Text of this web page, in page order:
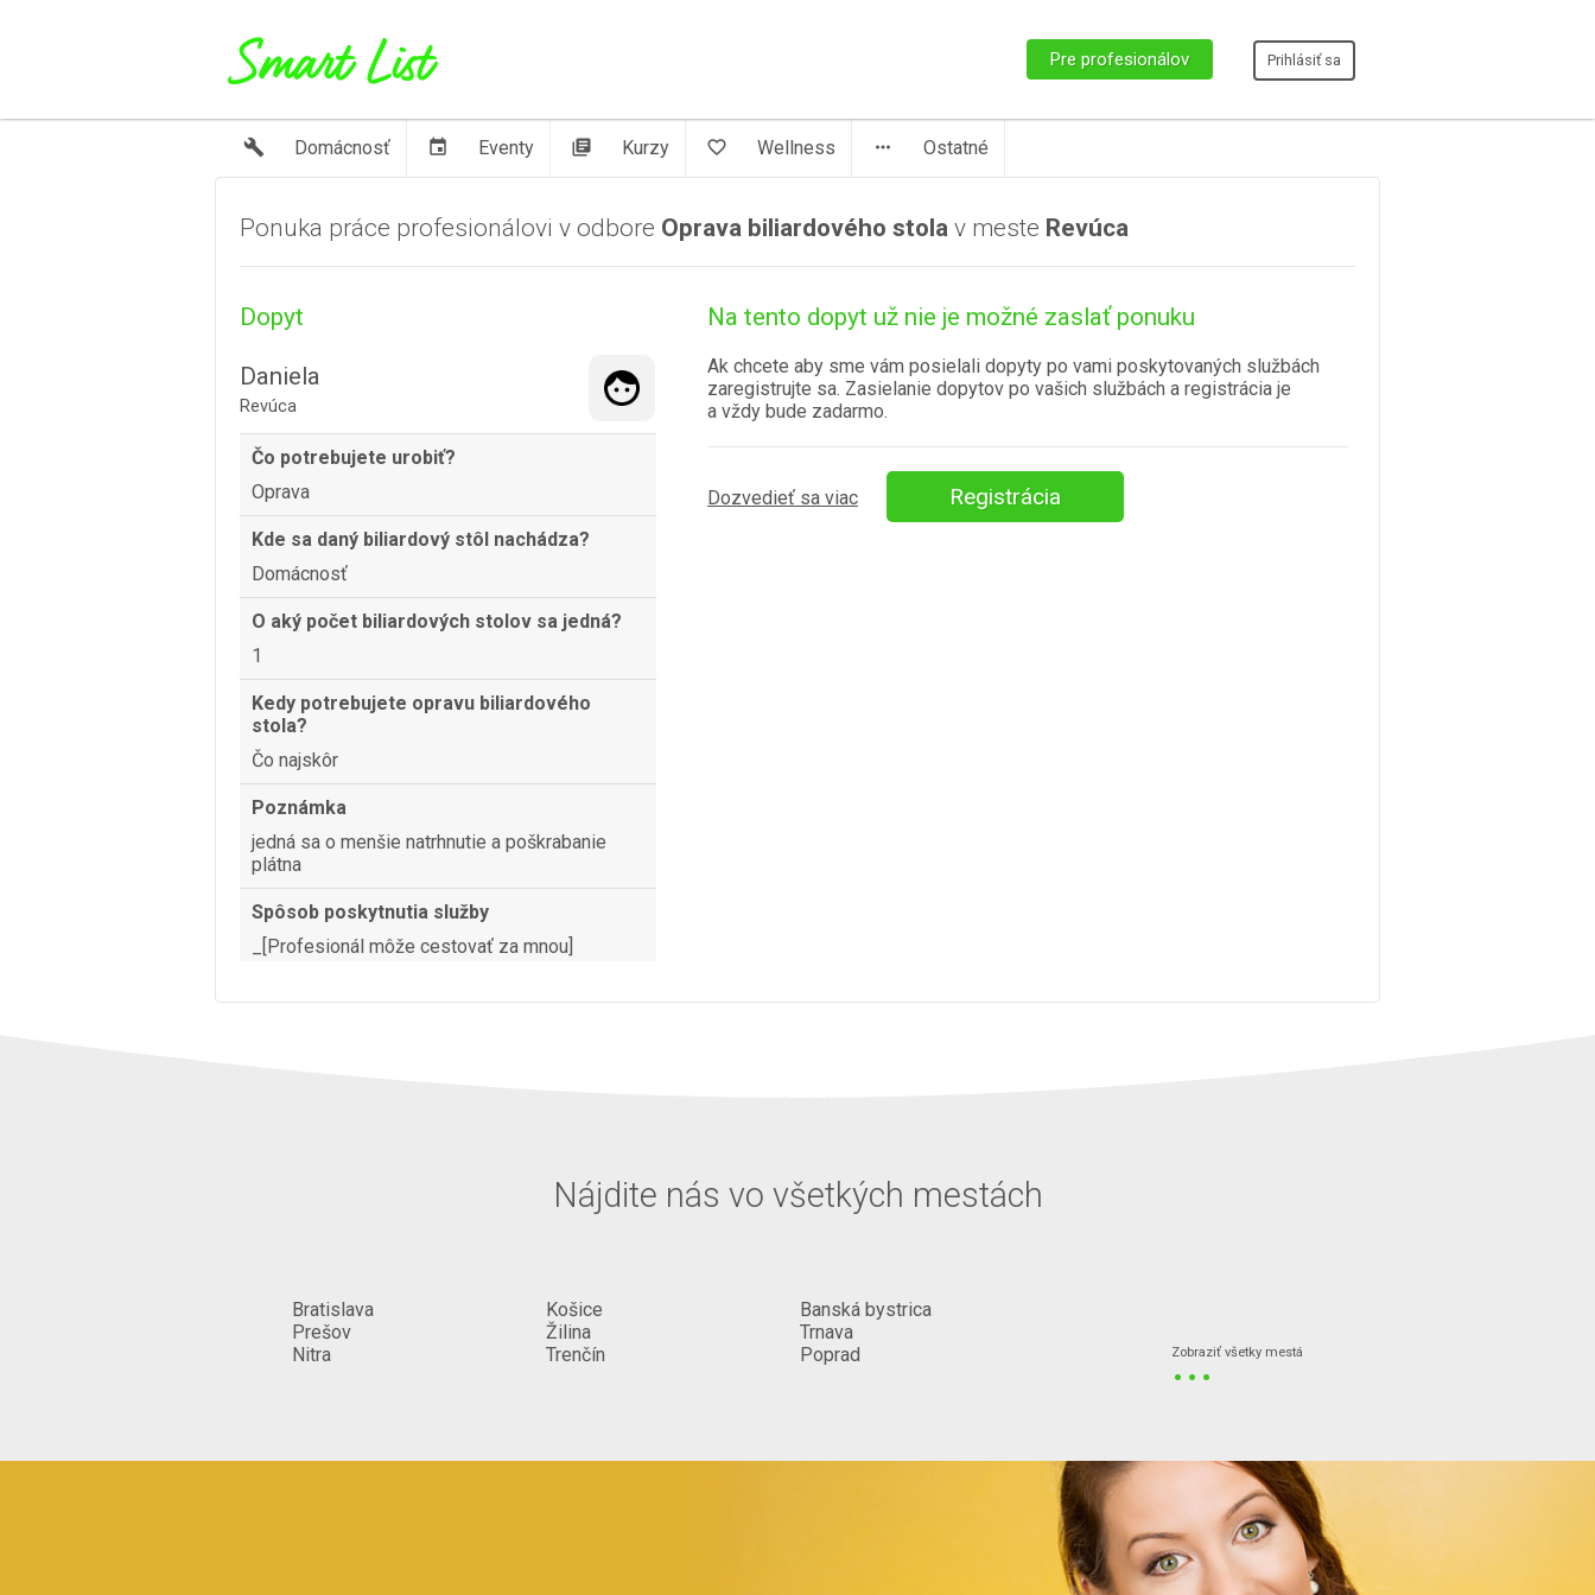
Pre profesionálov Prihlásiť sa
build Domácnosť event Eventy library_books Kurzy favorite_border Wellness more_horiz Ostatné
Ponuka práce profesionálovi v odbore Oprava biliardového stola v meste Revúca
Dopyt
Daniela
Revúca
Čo potrebujete urobiť?
Oprava
Kde sa daný biliardový stôl nachádza?
Domácnosť
O aký počet biliardových stolov sa jedná?
1
Kedy potrebujete opravu biliardového
stola?
Čo najskôr
Poznámka
jedná sa o menšie natrhnutie a poškrabanie
plátna
Spôsob poskytnutia služby
_[Profesionál môže cestovať za mnou]
Na tento dopyt už nie je možné zaslať ponuku
Ak chcete aby sme vám posielali dopyty po vami poskytovaných službách
zaregistrujte sa. Zasielanie dopytov po vašich službách a registrácia je
a vždy bude zadarmo.
Dozvedieť sa viac Registrácia
Nájdite nás vo všetkých mestách
Bratislava
Prešov
Nitra
Košice
Žilina
Trenčín
Banská bystrica
Trnava
Poprad
Zobraziť všetky mestá
...